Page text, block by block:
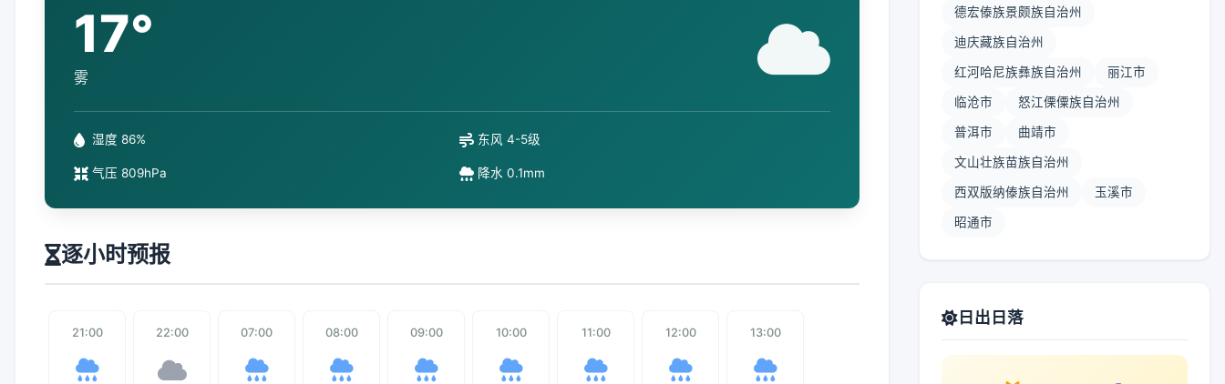
17°
雾
湿度 86% 东风 4-5级
气压 809hPa 降水 0.1mm
逐小时预报
21:00 22:00 07:00 08:00 09:00 10:00 11:00 12:00 13:00
德宏傣族景颇族自治州
迪庆藏族自治州
红河哈尼族彝族自治州 丽江市
临沧市 怒江傈僳族自治州
普洱市 曲靖市
文山壮族苗族自治州
西双版纳傣族自治州 玉溪市
昭通市
日出日落